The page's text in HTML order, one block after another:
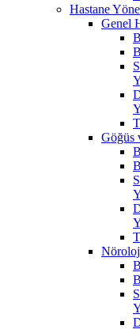
Hastane
Genel
Göğüs